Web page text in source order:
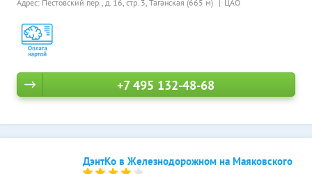
Адрес: Пестовский пер., д. 16, стр. 3, Таганская (665 м) ЦАО
+7 495 132-48-68
ДэнтКо в Железнодорожном на Маяковского